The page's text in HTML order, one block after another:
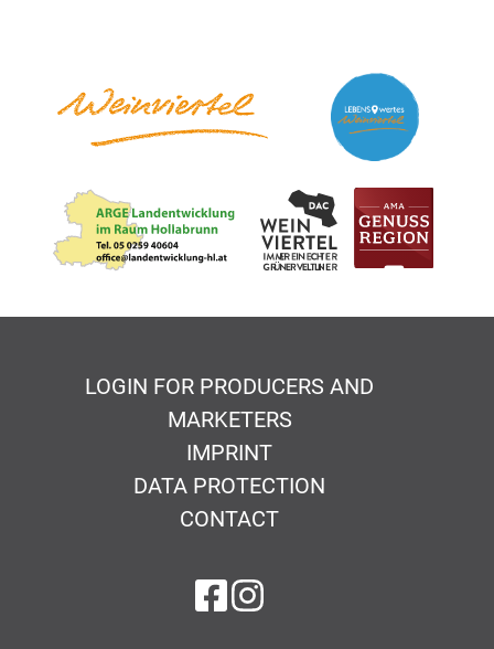
LOGIN FOR PRODUCERS AND
MARKETERS
IMPRINT
DATA PROTECTION
CONTACT
on Facebook
on Instagram